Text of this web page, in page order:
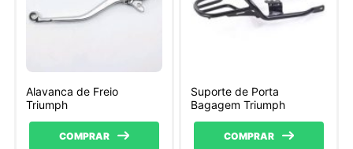
Alavanca de Freio
Triumph
COMPRAR
Suporte de Porta
Bagagem Triumph
COMPRAR